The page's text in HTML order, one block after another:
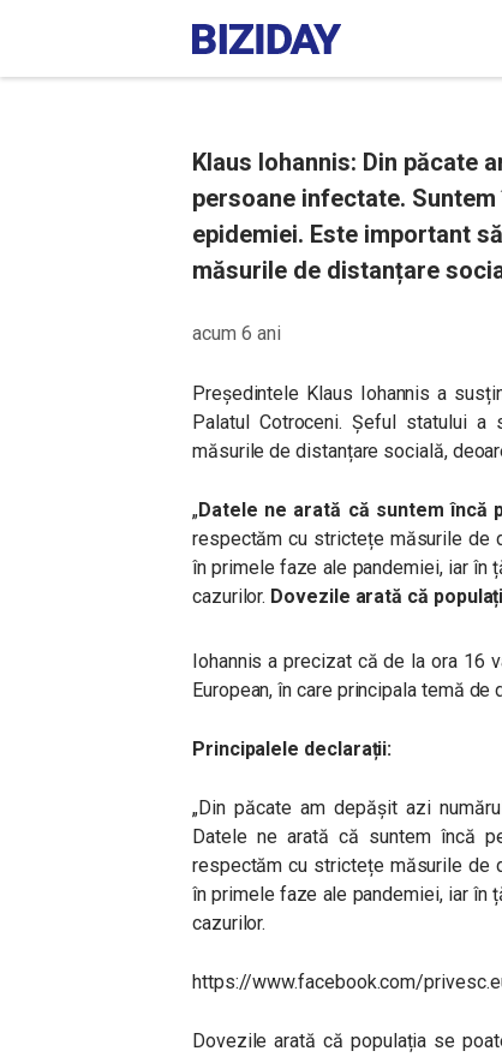
Klaus Iohannis: Din păcate
persoane infectate.
epidemiei. Este important
măsurile de distanțare
acum 6 ani
Președintele Klaus Iohannis a
Palatul Cotroceni. Șeful statului
măsurile de distanțare socială,
„Datele ne arată că suntem încă
respectăm cu strictețe măsurile de
în primele faze ale pandemiei, iar în
cazurilor. Dovezile arată că
Iohannis a precizat că de la ora 16
European, în care principala temă
Principalele declarații:
„Din păcate am depășit azi
Datele ne arată că suntem încă
respectăm cu strictețe măsurile de
în primele faze ale pandemiei, iar în
cazurilor.
https://www.facebook.com/
Dovezile arată că populația se